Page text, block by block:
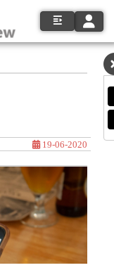
19-06-2020